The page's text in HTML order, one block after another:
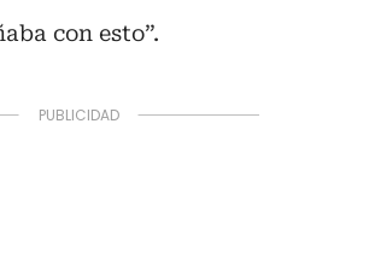
con esto”.